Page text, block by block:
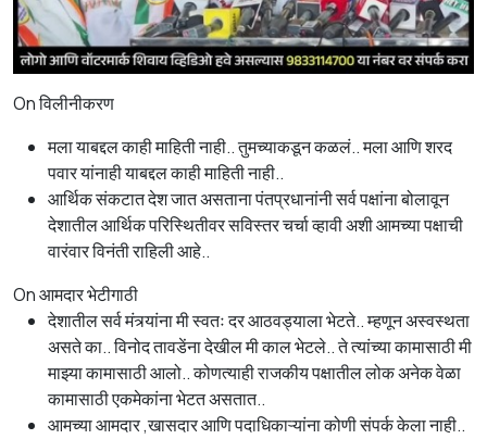
On विलीनीकरण
मला याबद्दल काही माहिती नाही.. तुमच्याकडून कळलं.. मला आणि शरद
पवार यांनाही याबद्दल काही माहिती नाही..
आर्थिक संकटात देश जात असताना पंतप्रधानांनी सर्व पक्षांना बोलावून
देशातील आर्थिक परिस्थितीवर सविस्तर चर्चा व्हावी अशी आमच्या पक्षाची
वारंवार विनंती राहिली आहे..
On आमदार भेटीगाठी
देशातील सर्व मंत्र्यांना मी स्वतः दर आठवड्याला भेटते.. म्हणून अस्वस्थता
असते का.. विनोद तावडेंना देखील मी काल भेटले.. ते त्यांच्या कामासाठी मी
माझ्या कामासाठी आलो.. कोणत्याही राजकीय पक्षातील लोक अनेक वेळा
कामासाठी एकमेकांना भेटत असतात..
आमच्या आमदार ,खासदार आणि पदाधिकाऱ्यांना कोणी संपर्क केला नाही..